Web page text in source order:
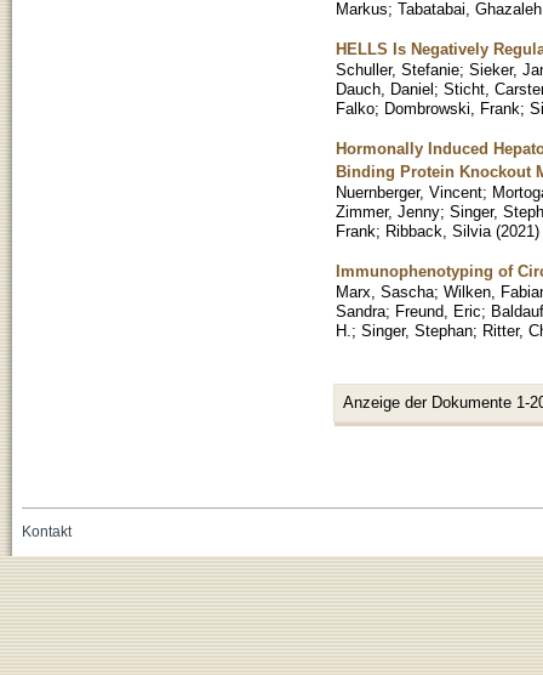
Markus; Tabatabai, Ghazaleh
HELLS Is Negatively
Schuller, Stefanie; Sieker,
Dauch, Daniel; Sticht,
Falko; Dombrowski, Frank;
Hormonally Induced
Binding Protein Knockout
Nuernberger, Vincent;
Zimmer, Jenny; Singer,
Frank; Ribback, Silvia (2021)
Immunophenotyping of
Marx, Sascha; Wilken,
Sandra; Freund, Eric;
H. ; Singer, Stephan; Ritter,
Anzeige der Dokumente 1-
Kontakt